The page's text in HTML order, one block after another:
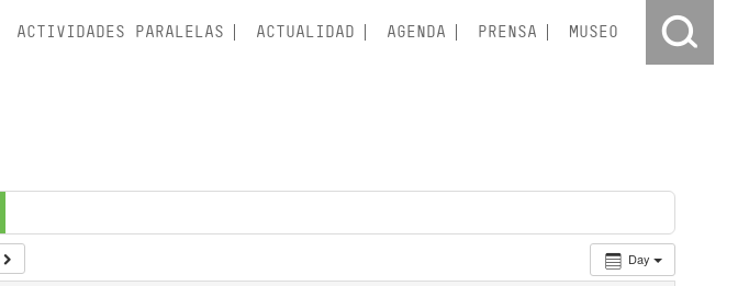
ACTIVIDADES PARALELAS ACTUALIDAD AGENDA PRENSA MUSEO
Day